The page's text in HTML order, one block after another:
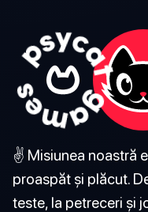
✌️ Misiunea noastră
proaspăt și plăcut.
teste, la petreceri și